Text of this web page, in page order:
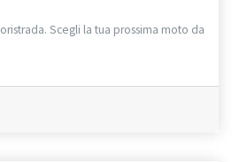
Scegli la tua prossima moto da